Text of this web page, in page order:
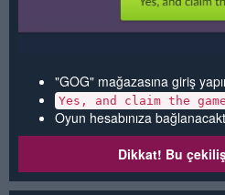
"GOG" mağazasına giriş
Yes, and claim the game
Oyun hesabınıza
Dikkat! Bu